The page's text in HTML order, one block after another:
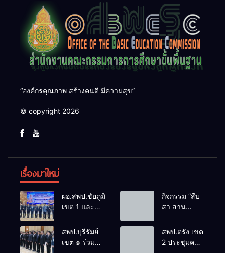
“องค์กรคุณภาพ สร้างคนดี มีความสุข”
© copyright 2026
เรื่องมาใหม่
ผอ.สพป.ชัยภูมิ
เขต 1 และ
ประชุม
สัมมนาทาง
กิจกรรม “สืบ
สา สาน
ล้านนาวิถี สู่
โลกแห่งการ
เรียนรู้”
สพป.บุรีรัมย์
เขต ๑ ร่วม
สพป.ตรัง เขต
2 ประชุมคณะ